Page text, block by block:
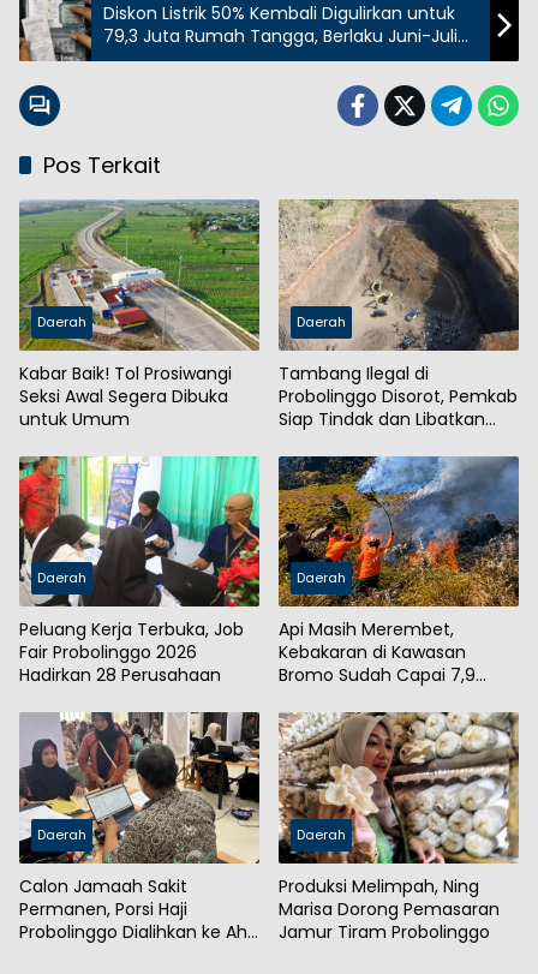
Diskon Listrik 50% Kembali Digulirkan untuk
79,3 Juta Rumah Tangga, Berlaku Juni-Juli
2025
Pos Terkait
Daerah
Kabar Baik! Tol Prosiwangi
Seksi Awal Segera Dibuka
untuk Umum
Daerah
Tambang Ilegal di
Probolinggo Disorot, Pemkab
Siap Tindak dan Libatkan
Daerah
Peluang Kerja Terbuka, Job
Fair Probolinggo 2026
Hadirkan 28 Perusahaan
Daerah
Api Masih Merembet,
Kebakaran di Kawasan
Bromo Sudah Capai 7,9
Daerah
Calon Jamaah Sakit
Permanen, Porsi Haji
Probolinggo Dialihkan ke Ahli
Daerah
Produksi Melimpah, Ning
Marisa Dorong Pemasaran
Jamur Tiram Probolinggo